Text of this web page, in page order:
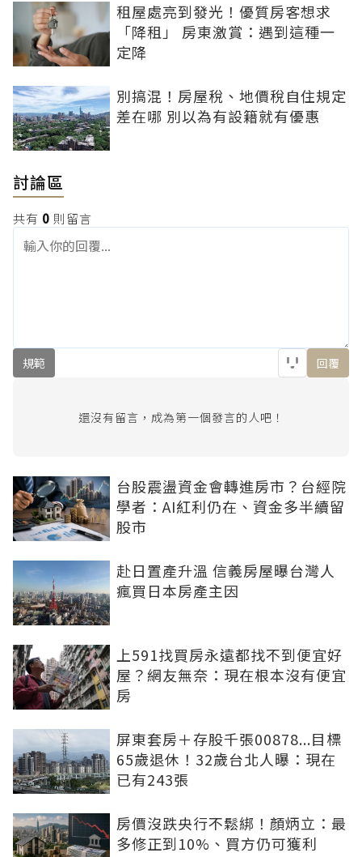
租屋處亮到發光！優質房客想求
「降租」 房東激賞：遇到這種一
定降
別搞混！房屋稅、地價稅自住規定
差在哪 別以為有設籍就有優惠
討論區
共有 0 則留言
規範 回覆
還沒有留言，成為第一個發言的人吧！
台股震盪資金會轉進房市？台經院
學者：AI紅利仍在、資金多半續留
股市
赴日置產升溫 信義房屋曝台灣人
瘋買日本房產主因
上591找買房永遠都找不到便宜好
屋？網友無奈：現在根本沒有便宜
房
屏東套房＋存股千張00878...目標
65歲退休！32歲台北人曝：現在
已有243張
房價沒跌央行不鬆綁！顏炳立：最
多修正到10%、買方仍可獲利